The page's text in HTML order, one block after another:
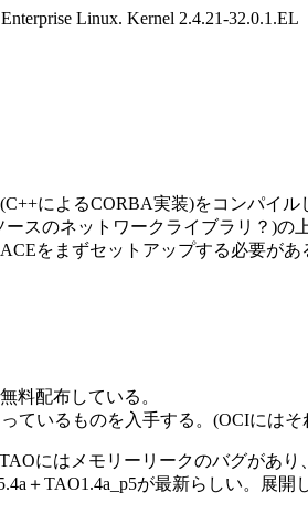
Linux. Kernel 2.4.21-32.0.1.EL
によるCORBA実装)をコンパイル
スのネットワークライブラリ？)の
をまずセットアップする必要があ
料配布している。
ているものを入手する。(OCIには
にはメモリーリークのバグがあ
＋TAO1.4a_p5が最新らしい。展